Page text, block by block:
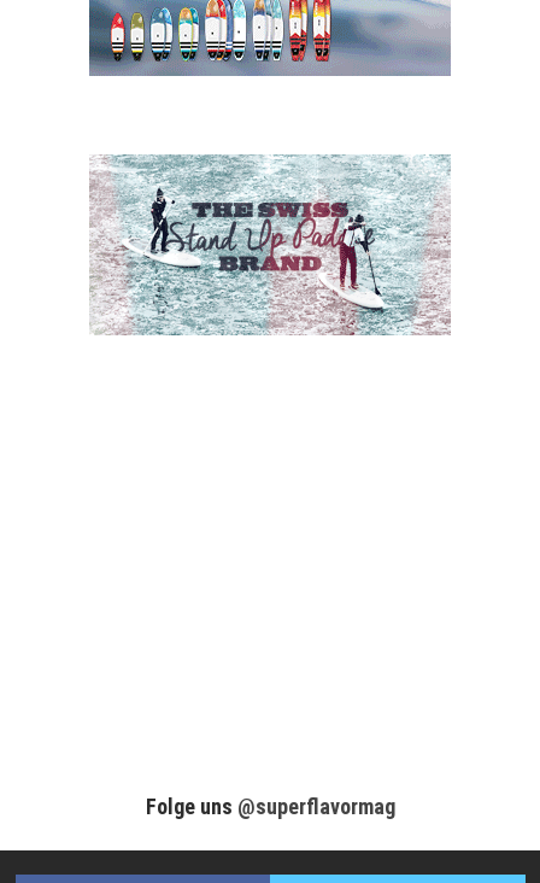
Folge uns @superflavormag